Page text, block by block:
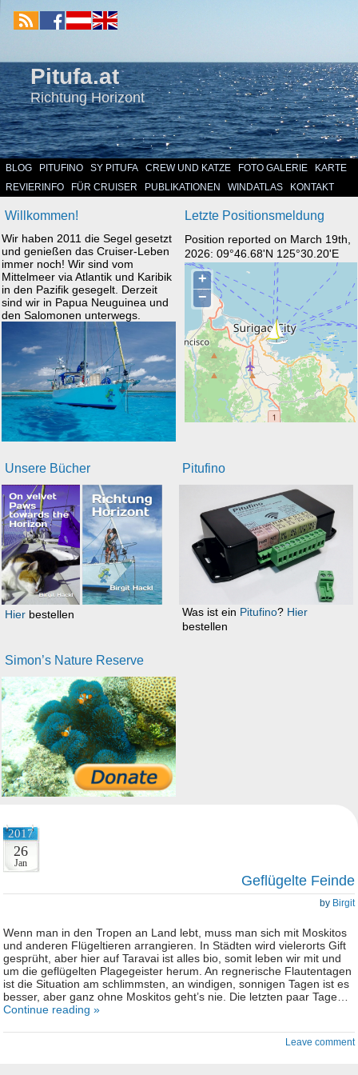
Pitufa.at
Richtung Horizont
BLOG PITUFINO SY PITUFA CREW UND KATZE FOTO GALERIE
KARTE
REVIERINFO
FÜR CRUISER PUBLIKATIONEN WINDATLAS KONTAKT
Willkommen!
Wir haben 2011 die Segel gesetzt
und genießen das Cruiser-Leben
immer noch! Wir sind vom
Mittelmeer via Atlantik und Karibik
in den Pazifik gesegelt. Derzeit
sind wir in Papua Neuguinea und
den Salomonen unterwegs.
Letzte Positionsmeldung
Position reported on March 19th,
2026: 09°46.68'N 125°30.20'E
Unsere Bücher
Hier bestellen
Pitufino
Was ist ein Pitufino? Hier
bestellen
Simon’s Nature Reserve
2017
26
Jan
Geflügelte Feinde
by Birgit
Wenn man in den Tropen an Land lebt, muss man sich mit Moskitos
und anderen Flügeltieren arrangieren. In Städten wird vielerorts Gift
gesprüht, aber hier auf Taravai ist alles bio, somit leben wir mit und
um die geflügelten Plagegeister herum. An regnerische Flautentagen
ist die Situation am schlimmsten, an windigen, sonnigen Tagen ist es
besser, aber ganz ohne Moskitos geht’s nie. Die letzten paar Tage…
Continue reading »
Leave comment